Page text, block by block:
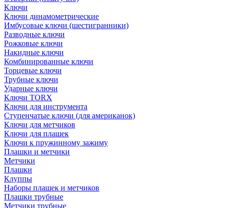
Ключи
Ключи динамометрические
Имбусовые ключи (шестигранники)
Разводные ключи
Рожковые ключи
Накидные ключи
Комбинированные ключи
Торцевые ключи
Трубные ключи
Ударные ключи
Ключи TORX
Ключи для инструмента
Ступенчатые ключи (для американок)
Ключи для метчиков
Ключи для плашек
Ключи к пружинному зажиму
Плашки и метчики
Метчики
Плашки
Клуппы
Наборы плашек и метчиков
Плашки трубные
Метчики трубные